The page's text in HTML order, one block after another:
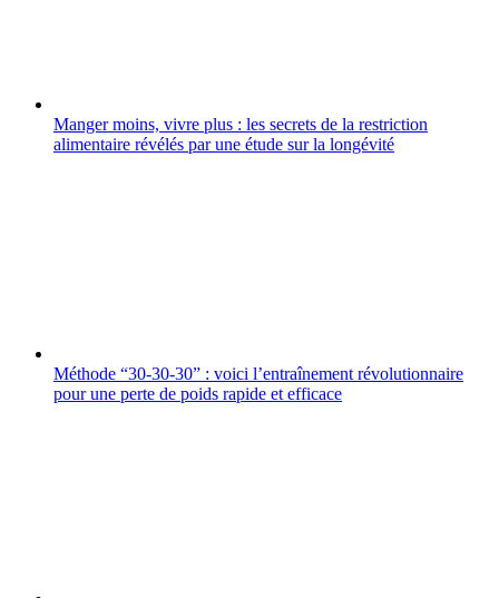
Manger moins, vivre plus : les secrets de la restriction
alimentaire révélés par une étude sur la longévité
Méthode “30-30-30” : voici l’entraînement révolutionnaire
pour une perte de poids rapide et efficace